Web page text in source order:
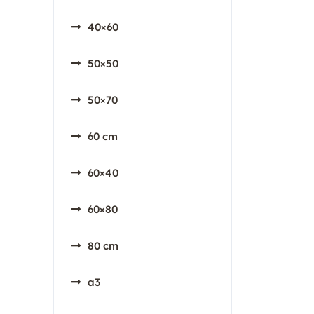
40×60
50×50
50×70
60 cm
60×40
60×80
80 cm
a3